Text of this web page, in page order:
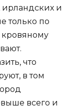
ирландских и
только по
кровяному
что
в том
всего и